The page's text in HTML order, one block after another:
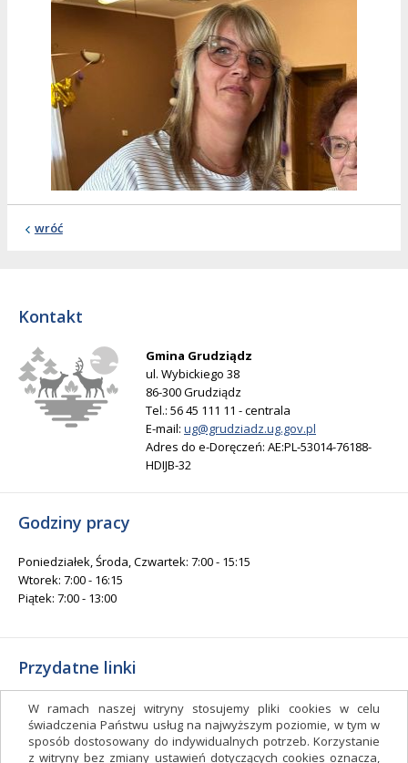
W ramach naszej witryny stosujemy pliki cookies w celu
świadczenia Państwu usług na najwyższym poziomie, w tym w
sposób dostosowany do indywidualnych potrzeb. Korzystanie
z witryny bez zmiany ustawień dotyczących cookies oznacza,
wróć
Kontakt
Gmina Grudziądz
ul. Wybickiego 38
86-300 Grudziądz
Tel.: 56 45 111 11 - centrala
E-mail: ug@grudziadz.ug.gov.pl
Adres do e-Doręczeń: AE:PL-53014-76188-
HDIJB-32
Godziny pracy
Poniedziałek, Środa, Czwartek: 7:00 - 15:15
Wtorek: 7:00 - 16:15
Piątek: 7:00 - 13:00
Przydatne linki
Gminny Ośrodek Kultury i Sportu
Gminna Biblioteka Publiczna
facebook.com/gminagrudziadz